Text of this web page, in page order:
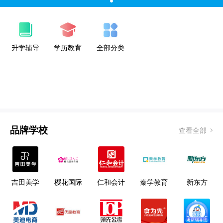
升学辅导 学历教育 全部分类
品牌学校 查看全部
吉田美学
艺术学校
樱花国际
仁和会计
秦学教育 新东方